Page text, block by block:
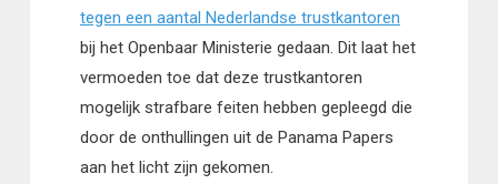
tegen een aantal Nederlandse trustkantoren
bij het Openbaar Ministerie gedaan. Dit laat het
vermoeden toe dat deze trustkantoren
mogelijk strafbare feiten hebben gepleegd die
door de onthullingen uit de Panama Papers
aan het licht zijn gekomen.